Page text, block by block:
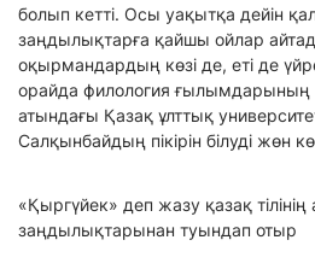
болып кетті. Осы уақытқа дейін
заңдылықтарға қайшы ойлар
оқырмандардың көзі де, еті де
орайда филология
атындағы Қазақ ұлттық
Салқынбайдың пікірін білуді жөн
«Қыргүйек» деп жазу қазақ тілінің
заңдылықтарынан туындап отыр